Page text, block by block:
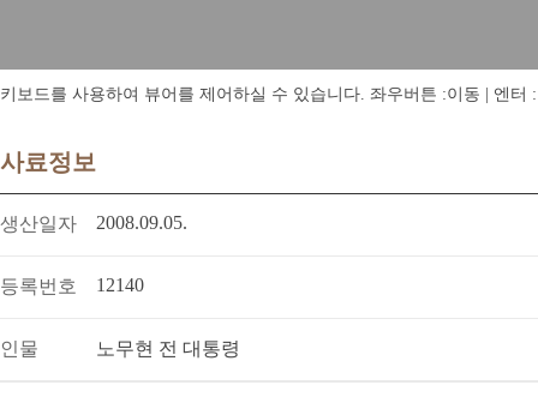
키보드를 사용하여 뷰어를 제어하실 수 있습니다. 좌우버튼 :이동 | 엔터
사료정보
생산일자 2008.09.05.
등록번호 12140
인물 노무현 전 대통령